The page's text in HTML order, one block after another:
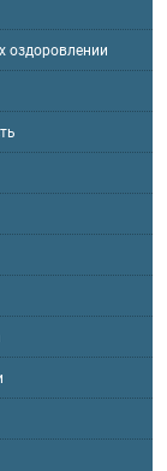
оздоровлении